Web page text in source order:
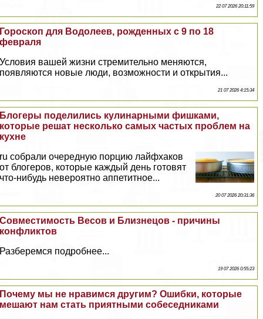
22 07 2026 20:11:59
Гороскоп для Водолеев, рожденных с 9 по 18
февраля
Условия вашей жизни стремительно меняются,
появляются новые люди, возможности и открытия...
21 07 2026 4:15:34
Блогеры поделились кулинарными фишками,
которые решат несколько самых частых проблем на
кухне
ru собрали очередную порцию лайфхаков
от блогеров, которые каждый день готовят
что-нибудь невероятно аппетитное...
20 07 2026 20:31:36
Совместимость Весов и Близнецов - причины
конфликтов
Разберемся подробнее...
19 07 2026 0:55:23
Почему мы не нравимся другим? Ошибки, которые
мешают нам стать приятными собеседниками